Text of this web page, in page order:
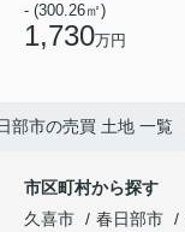
- (300.26㎡)
1,730万円
部市の売買 土地 一覧
市区町村から探す
久喜市
春日部市